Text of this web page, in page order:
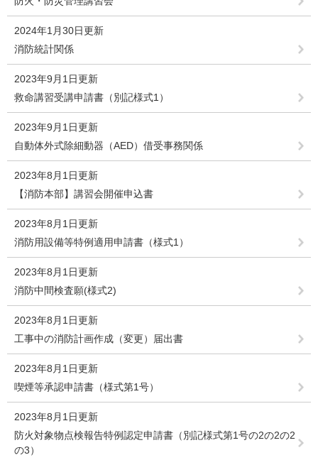
2024年1月30日更新
消防統計関係
2023年9月1日更新
救命講習受講申請書（別記様式1）
2023年9月1日更新
自動体外式除細動器（AED）借受事務関係
2023年8月1日更新
【消防本部】講習会開催申込書
2023年8月1日更新
消防用設備等特例適用申請書（様式1）
2023年8月1日更新
消防中間検査願(様式2)
2023年8月1日更新
工事中の消防計画作成（変更）届出書
2023年8月1日更新
喫煙等承認申請書（様式第1号）
2023年8月1日更新
防火対象物点検報告特例認定申請書（別記様式第1号の2の2の2
の3）